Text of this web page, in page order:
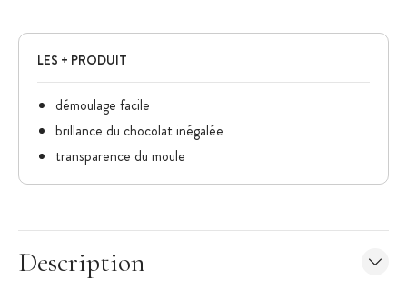
LES + PRODUIT
démoulage facile
brillance du chocolat inégalée
transparence du moule
Description